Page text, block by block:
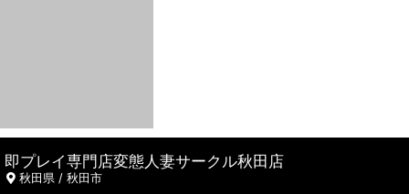
即プレイ専門店変態人妻サークル秋田店
秋田県 / 秋田市